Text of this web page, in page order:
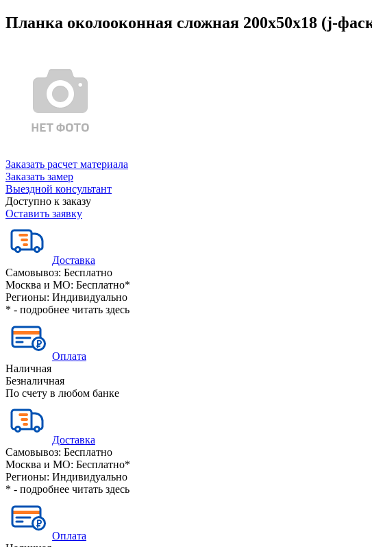
Планка околооконная сложная 200х50х18 (j-
Заказать расчет материала
Заказать замер
Выездной консультант
Доступно к заказу
Оставить заявку
Доставка
Самовывоз: Бесплатно
Москва и МО: Бесплатно*
Регионы: Индивидуально
* - подробнее читать здесь
Оплата
Наличная
Безналичная
По счету в любом банке
Доставка
Самовывоз: Бесплатно
Москва и МО: Бесплатно*
Регионы: Индивидуально
* - подробнее читать здесь
Оплата